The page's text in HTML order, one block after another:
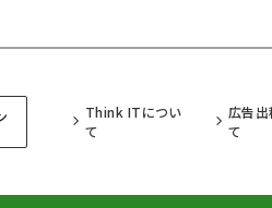
Think ITについ
て
広告
て